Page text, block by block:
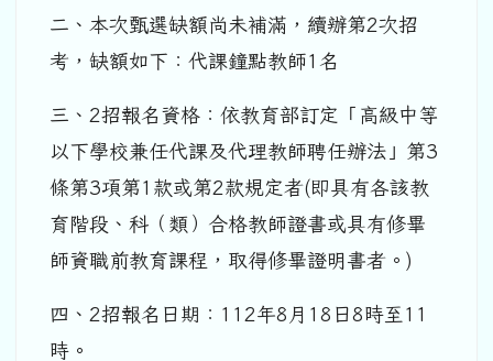
二、本次甄選缺額尚未補滿，續辦第2次招
考，缺額如下：代課鐘點教師1名
三、2招報名資格：依教育部訂定「高級中等
以下學校兼任代課及代理教師聘任辦法」第3
條第3項第1款或第2款規定者(即具有各該教
育階段、科（類）合格教師證書或具有修畢
師資職前教育課程，取得修畢證明書者。)
四、2招報名日期：112年8月18日8時至11
時。